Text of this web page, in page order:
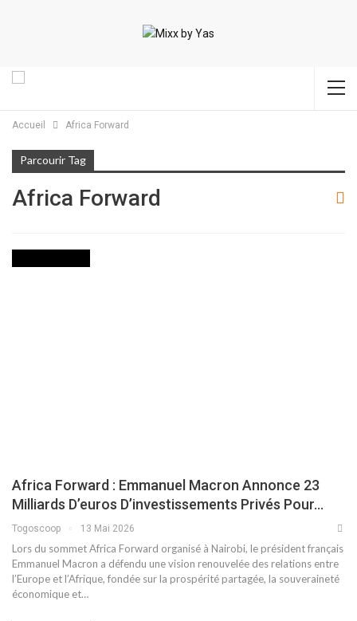
Accueil Africa Forward
Parcourir Tag
Africa Forward
Africa Forward : Emmanuel Macron Annonce 23
Milliards D’euros D’investissements Privés Pour…
Togoscoop 13 Mai 2026
Lors du sommet Africa Forward organisé à Nairobi, le président français
Emmanuel Macron a défendu une vision renouvelée des relations entre
l’Europe et l’Afrique, fondée sur la prospérité partagée, la souveraineté
économique et…